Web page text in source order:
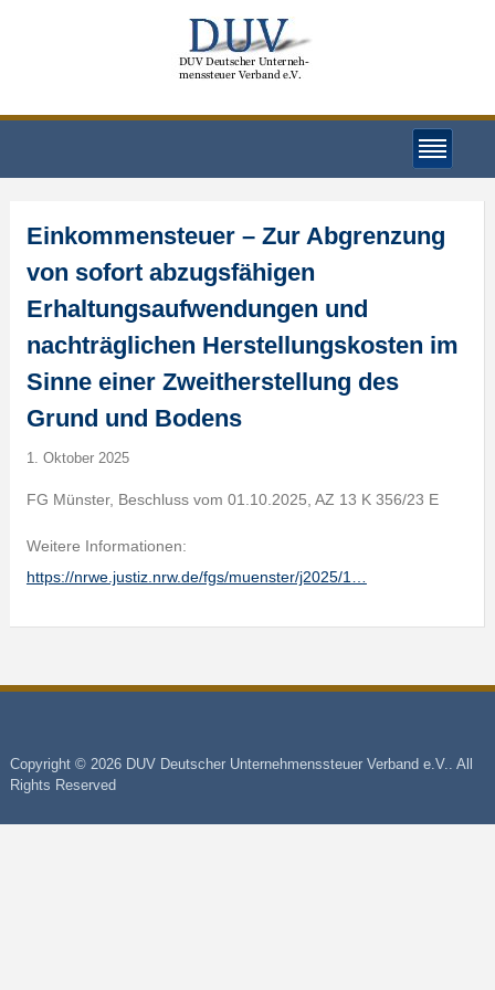
Einkommensteuer – Zur Abgrenzung
von sofort abzugsfähigen
Erhaltungsaufwendungen und
nachträglichen Herstellungskosten im
Sinne einer Zweitherstellung des
Grund und Bodens
1. Oktober 2025
FG Münster, Beschluss vom 01.10.2025, AZ 13 K 356/23 E
Weitere Informationen:
https://nrwe.justiz.nrw.de/fgs/muenster/j2025/1…
Copyright © 2026 DUV Deutscher Unternehmenssteuer Verband e.V.. All
Rights Reserved